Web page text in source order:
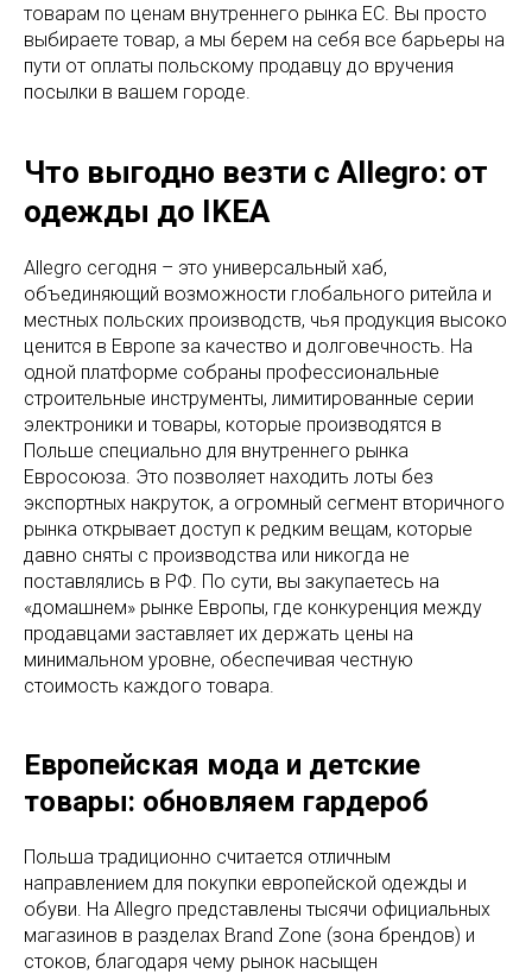
товарам по ценам внутреннего рынка ЕС. Вы просто
выбираете товар, а мы берем на себя все барьеры на
пути от оплаты польскому продавцу до вручения
посылки в вашем городе.
Что выгодно везти с Allegro: от
одежды до IKEA
Allegro сегодня – это универсальный хаб,
объединяющий возможности глобального ритейла и
местных польских производств, чья продукция высоко
ценится в Европе за качество и долговечность. На
одной платформе собраны профессиональные
строительные инструменты, лимитированные серии
электроники и товары, которые производятся в
Польше специально для внутреннего рынка
Евросоюза. Это позволяет находить лоты без
экспортных накруток, а огромный сегмент вторичного
рынка открывает доступ к редким вещам, которые
давно сняты с производства или никогда не
поставлялись в РФ. По сути, вы закупаетесь на
«домашнем» рынке Европы, где конкуренция между
продавцами заставляет их держать цены на
минимальном уровне, обеспечивая честную
стоимость каждого товара.
Европейская мода и детские
товары: обновляем гардероб
Польша традиционно считается отличным
направлением для покупки европейской одежды и
обуви. На Allegro представлены тысячи официальных
магазинов в разделах Brand Zone (зона брендов) и
стоков, благодаря чему рынок насыщен